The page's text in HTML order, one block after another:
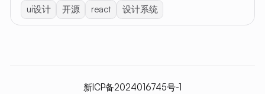
ui设计
开源 react 设计系统
新ICP备2024016745号-1